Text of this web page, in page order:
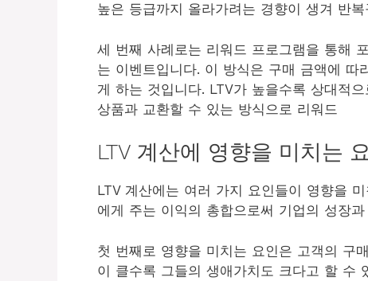
높은 등급까지 올라가려는 경향이 생겨 반
세 번째 사례로는 리워드 프로그램을 통해
는 이벤트입니다. 이 방식은 구매 금액에
게 하는 것입니다. LTV가 높을수록 상대적
상품과 교환할 수 있는 방식으로 리워드
LTV 계산에 영향을 미치는
LTV 계산에는 여러 가지 요인들이 영향을
에게 주는 이익의 총합으로써 기업의 성장
첫 번째로 영향을 미치는 요인은 고객의 구
이 클수록 그들의 생애가치도 크다고 할 수